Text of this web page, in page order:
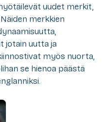
uudet merkit,
merkkien
jotain uutta ja
myös nuorta,
se hienoa päästä